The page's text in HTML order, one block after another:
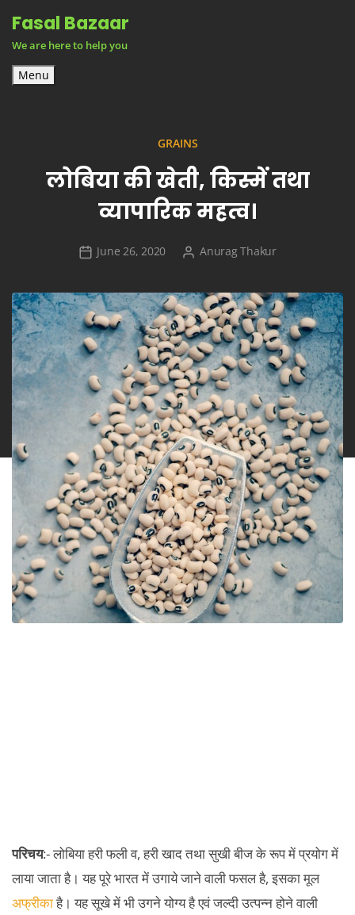
content
Fasal Bazaar
We are here to help you
Menu
GRAINS
लोबिया की खेती, किस्में तथा
व्यापारिक महत्व।
June 26, 2020 Anurag Thakur
परिचय:- लोबिया हरी फली व, हरी खाद तथा सुखी बीज के रूप में प्रयोग में
लाया जाता है। यह पूरे भारत में उगाये जाने वाली फसल है, इसका मूल
अफ्रीकाहै। यह सूखे में भी उगने योग्य है एवं जल्दी उत्पन्न होने वाली